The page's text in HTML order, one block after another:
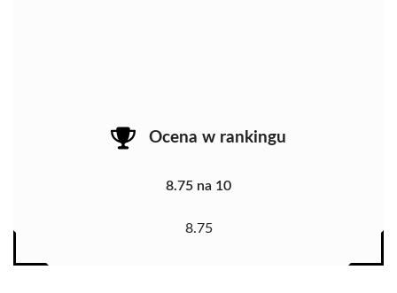
Ocena w rankingu
8.75 na 10
8.75